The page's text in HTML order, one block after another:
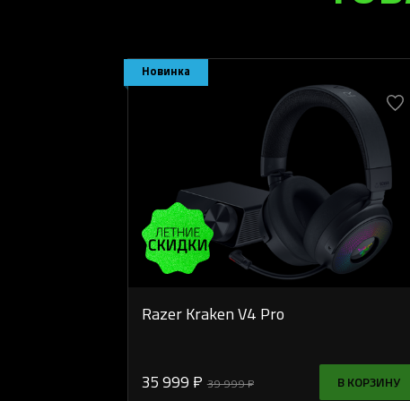
Новинка
Razer Kraken V4 Pro
35 999 ₽ 39 999 ₽ В КОРЗИНУ